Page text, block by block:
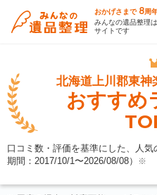
おかげさまで 8周
みんなの遺品整理
サイトです
北海道上川郡東神
おすすめ
口コミ数・評価を基準にした、人
期間：2017/10/1〜2026/08/08） ※